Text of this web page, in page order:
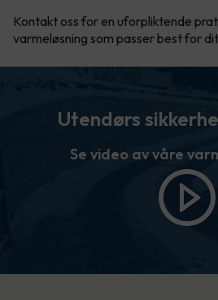
Kontakt oss for en uforpliktende
varmeløsning som passer best for
Utendørs
Se video av våre